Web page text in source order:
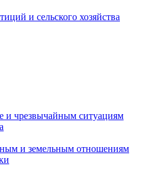
и сельского хозяйства
и чрезвычайным ситуациям
и земельным отношениям